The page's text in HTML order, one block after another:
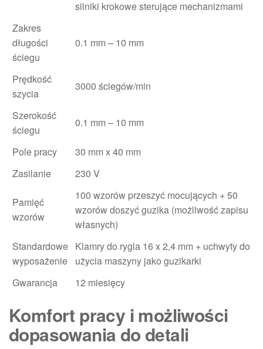
silniki krokowe sterujące mechanizmami
Zakres
długości
ściegu
0.1 mm – 10 mm
Prędkość
szycia
3000 ściegów/min
Szerokość
ściegu
0.1 mm – 10 mm
Pole pracy
30 mm x 40 mm
Zasilanie
230 V
Pamięć
wzorów
100 wzorów przeszyć mocujących + 50
wzorów doszyć guzika (możliwość zapisu
własnych)
Standardowe
wyposażenie
Klamry do rygla 16 x 2,4 mm + uchwyty do
użycia maszyny jako guzikarki
Gwarancja
12 miesięcy
Komfort pracy i możliwości
dopasowania do detali